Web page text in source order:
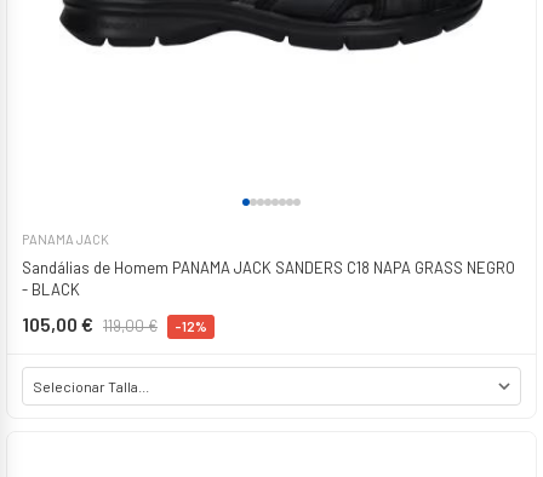
PANAMA JACK
Sandálias de Homem PANAMA JACK SANDERS C18 NAPA GRASS NEGRO
- BLACK
105,00 € 119,00 € -12%